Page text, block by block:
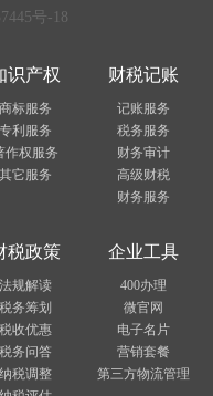
号-18
识产权
商标服务
专利服务
作权服务
其它服务
财税记账
记账服务
税务服务
财务审计
高级财税
财务服务
税政策
法规解读
税务筹划
税收优惠
税务问答
纳税调整
企业工具
400办理
微官网
电子名片
营销套餐
第三方物流管理